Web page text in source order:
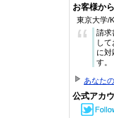
お客様か
東京大学/
“
請求
し
に対
す。
あなた
公式アカ